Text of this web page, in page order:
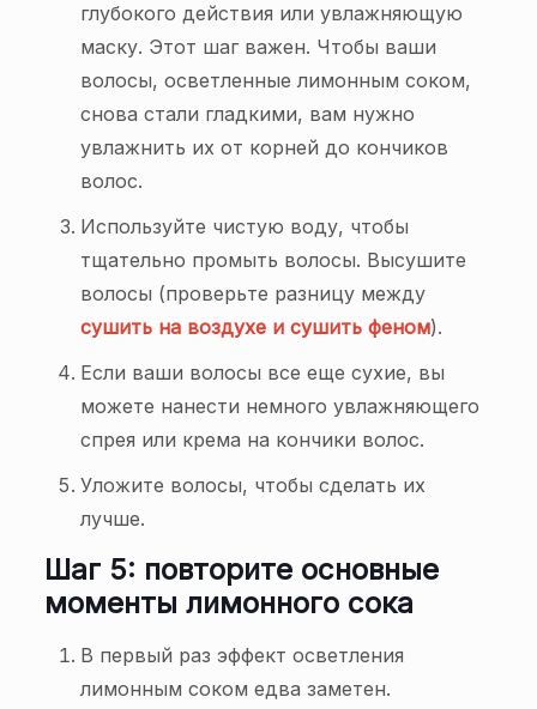
глубокого действия или увлажняющую
маску. Этот шаг важен. Чтобы ваши
волосы, осветленные лимонным соком,
снова стали гладкими, вам нужно
увлажнить их от корней до кончиков
волос.
Используйте чистую воду, чтобы
тщательно промыть волосы. Высушите
волосы (проверьте разницу между
сушить на воздухе и сушить феном).
Если ваши волосы все еще сухие, вы
можете нанести немного увлажняющего
спрея или крема на кончики волос.
Уложите волосы, чтобы сделать их
лучше.
Шаг 5: повторите основные
моменты лимонного сока
В первый раз эффект осветления
лимонным соком едва заметен.